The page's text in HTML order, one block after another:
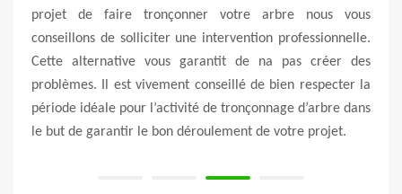
projet de faire tronçonner votre arbre nous vous
conseillons de solliciter une intervention professionnelle.
Cette alternative vous garantit de na pas créer des
problèmes. Il est vivement conseillé de bien respecter la
période idéale pour l’activité de tronçonnage d’arbre dans
le but de garantir le bon déroulement de votre projet.